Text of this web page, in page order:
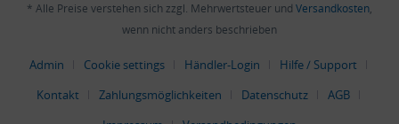
* Alle Preise verstehen sich zzgl. Mehrwertsteuer und Versandkosten,
wenn nicht anders beschrieben
Admin Cookie settings Händler-Login
Hilfe / Support
Kontakt
Zahlungsmöglichkeiten Datenschutz
AGB